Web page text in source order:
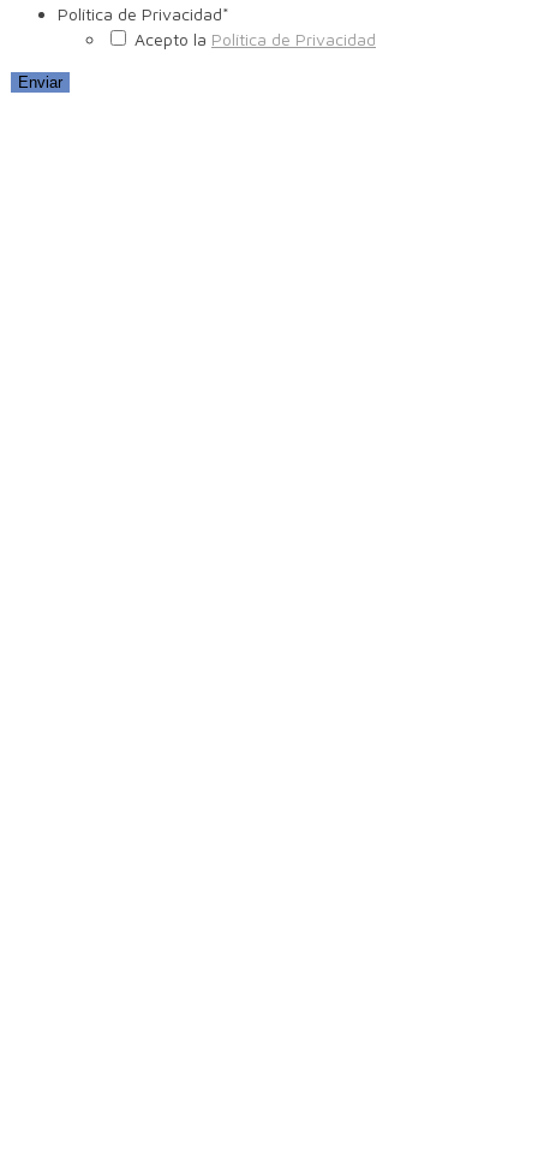
Política de Privacidad*
Acepto la Política de Privacidad